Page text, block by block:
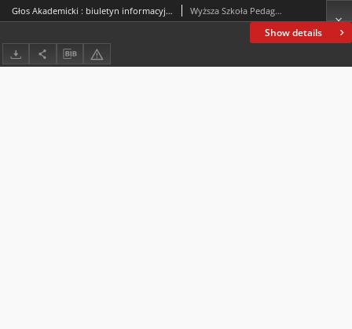
Show details
Głos Akademicki : biuletyn informacyjny WSP. 1997, nr 9 : czerwiec 1997 Wyższa Szkoła Pedagogiczna im. Jana Kochanowskiego (Kielce)